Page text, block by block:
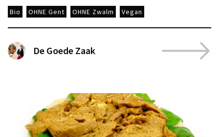
Bio OHNE Gent OHNE Zwalm Vegan
De Goede Zaak